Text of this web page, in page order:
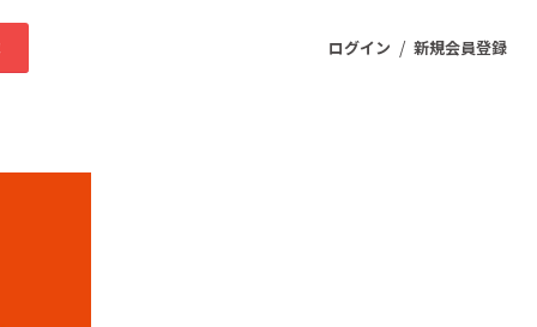
ログイン / 新規会員登録